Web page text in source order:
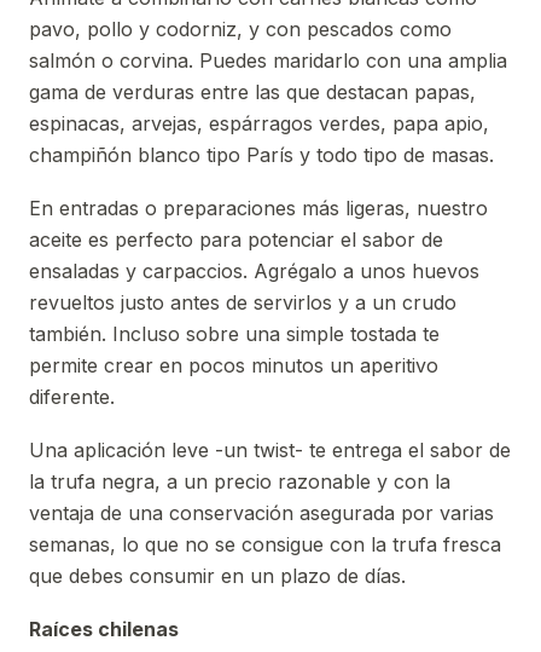
pavo, pollo y codorniz, y con pescados como
salmón o corvina. Puedes maridarlo con una amplia
gama de verduras entre las que destacan papas,
espinacas, arvejas, espárragos verdes, papa apio,
champiñón blanco tipo París y todo tipo de masas.
En entradas o preparaciones más ligeras, nuestro
aceite es perfecto para potenciar el sabor de
ensaladas y carpaccios. Agrégalo a unos huevos
revueltos justo antes de servirlos y a un crudo
también. Incluso sobre una simple tostada te
permite crear en pocos minutos un aperitivo
diferente.
Una aplicación leve -un twist- te entrega el sabor de
la trufa negra, a un precio razonable y con la
ventaja de una conservación asegurada por varias
semanas, lo que no se consigue con la trufa fresca
que debes consumir en un plazo de días.
Raíces chilenas